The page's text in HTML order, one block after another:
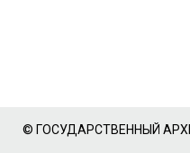
© ГОСУДАРСТВЕННЫЙ